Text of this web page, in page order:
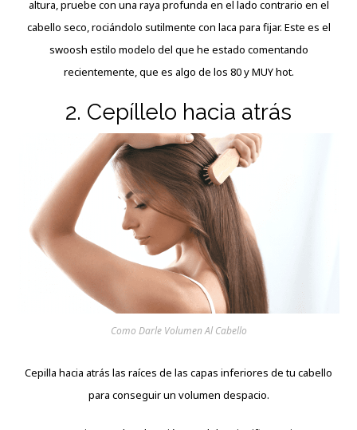
altura, pruebe con una raya profunda en el lado contrario en el
cabello seco, rociándolo sutilmente con laca para fijar. Este es el
swoosh estilo modelo del que he estado comentando
recientemente, que es algo de los 80 y MUY hot.
2. Cepíllelo hacia atrás
Como Darle Volumen Al Cabello
Cepilla hacia atrás las raíces de las capas inferiores de tu cabello
para conseguir un volumen despacio.